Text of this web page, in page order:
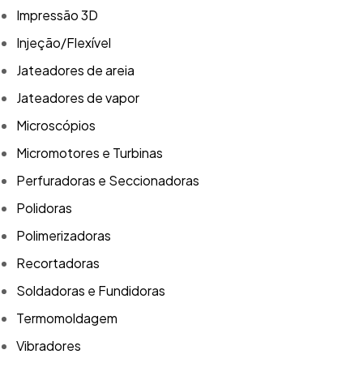
Impressão 3D
Injeção/Flexível
Jateadores de areia
Jateadores de vapor
Microscópios
Micromotores e Turbinas
Perfuradoras e Seccionadoras
Polidoras
Polimerizadoras
Recortadoras
Soldadoras e Fundidoras
Termomoldagem
Vibradores